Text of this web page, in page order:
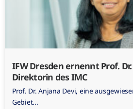
IFW Dresden ernennt Prof.
Direktorin des IMC
Prof. Dr. Anjana Devi, eine
Gebiet...